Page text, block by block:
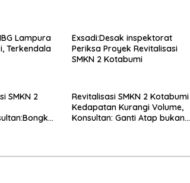
Lampura
Terkendala
Exsadi:Desak inspektorat
Periksa Proyek Revitalisasi
SMKN 2 Kotabumi
SMKN 2
Revitalisasi SMKN 2 Kotabumi
Kedapatan Kurangi Volume,
Konsultan: Ganti Atap bukan